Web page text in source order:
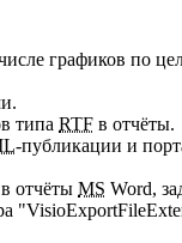
графиков по
типа RTF в отчёты.
-публикации и
отчёты MS Word,